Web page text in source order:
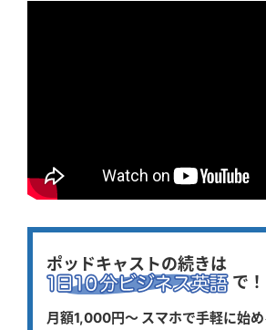
ポッドキャストの続きは
で！
月額1,000円〜 スマホで手軽に始